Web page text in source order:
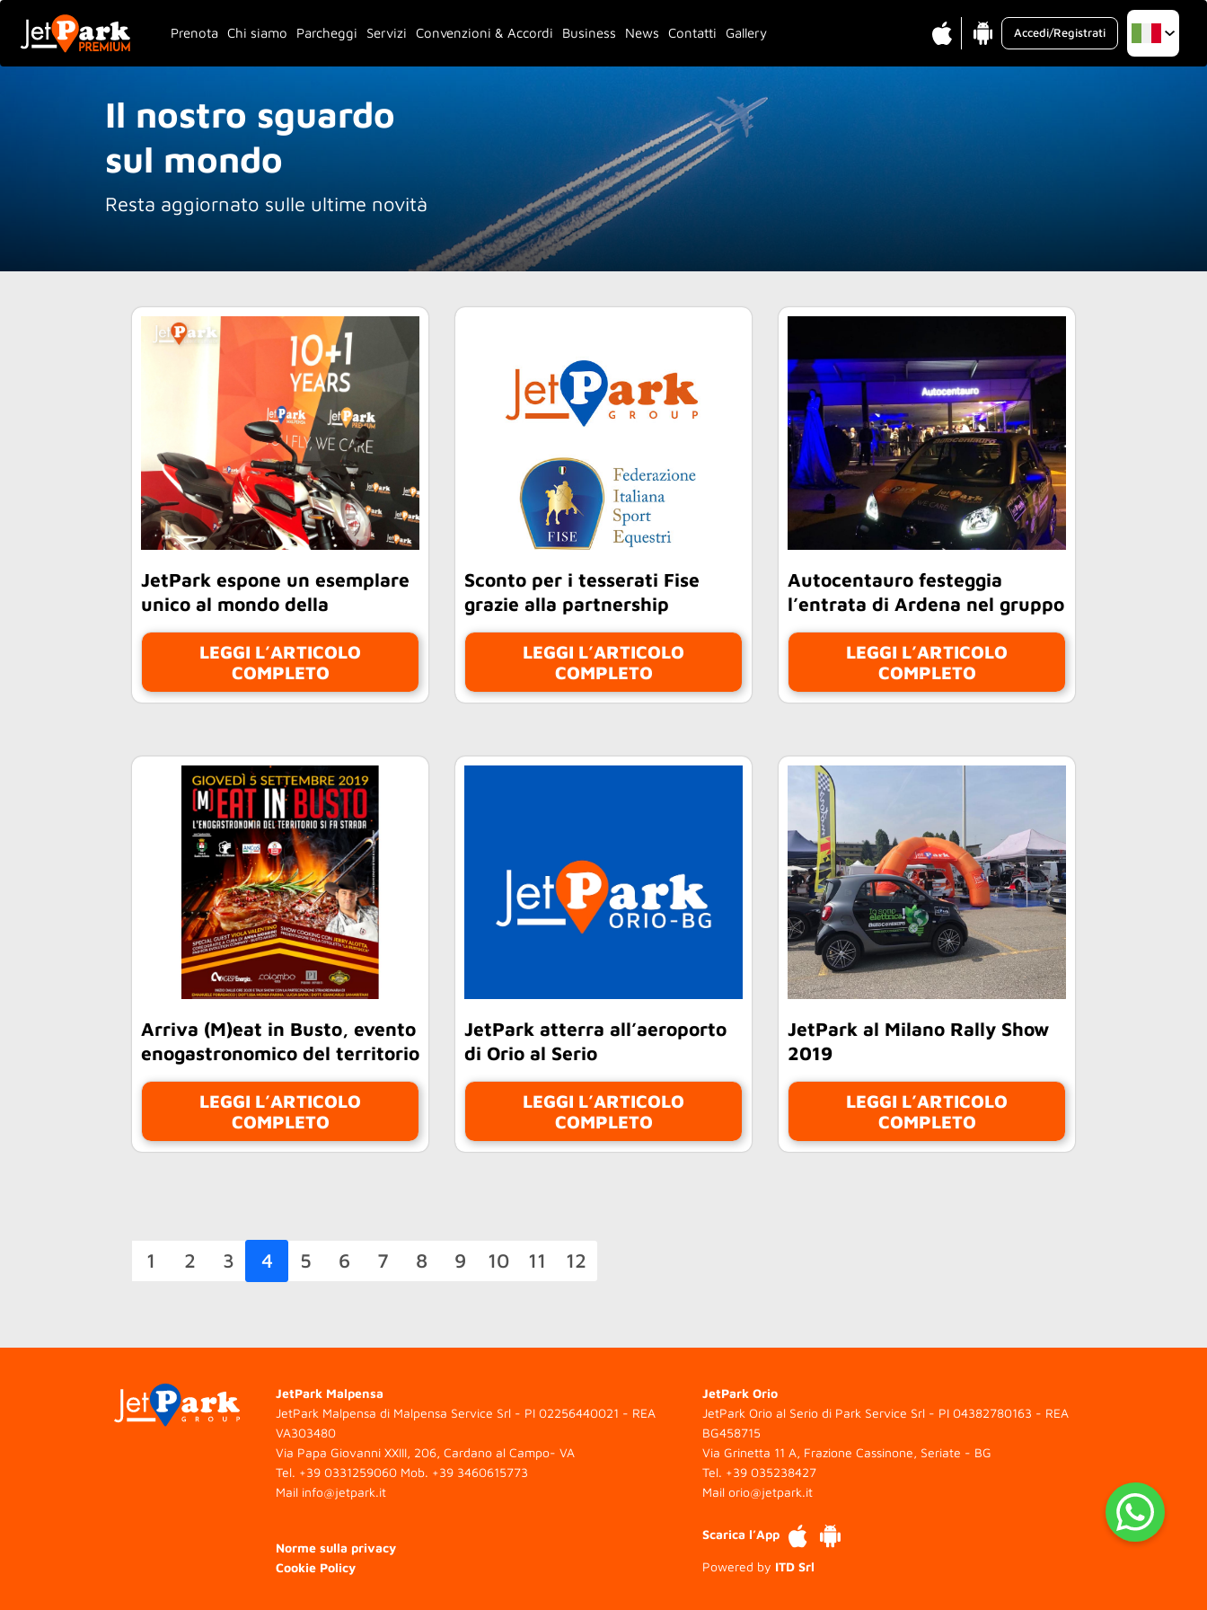
Prenota Chi siamo Parcheggi Servizi Convenzioni & Accordi Business News Contatti Gallery Accedi/Registrati
Il nostro sguardo
sul mondo
Resta aggiornato sulle ultime novità
JetPark espone un esemplare
unico al mondo della
LEGGI L’ARTICOLO
COMPLETO
Sconto per i tesserati Fise
grazie alla partnership
LEGGI L’ARTICOLO
COMPLETO
Autocentauro festeggia
l’entrata di Ardena nel gruppo
LEGGI L’ARTICOLO
COMPLETO
Arriva (M)eat in Busto, evento
enogastronomico del territorio
LEGGI L’ARTICOLO
COMPLETO
JetPark atterra all’aeroporto
di Orio al Serio
LEGGI L’ARTICOLO
COMPLETO
JetPark al Milano Rally Show
2019
LEGGI L’ARTICOLO
COMPLETO
1 2 3 4 5 6 7 8 9 10 11 12
JetPark Malpensa
JetPark Malpensa di Malpensa Service Srl - PI 02256440021 - REA
VA303480
Via Papa Giovanni XXIII, 206, Cardano al Campo- VA
Tel. +39 0331259060 Mob. +39 3460615773
Mail info@jetpark.it
JetPark Orio
JetPark Orio al Serio di Park Service Srl - PI 04382780163 - REA
BG458715
Via Grinetta 11 A, Frazione Cassinone, Seriate - BG
Tel. +39 035238427
Mail orio@jetpark.it
Norme sulla privacy
Cookie Policy
Scarica l’App
Powered by ITD Srl